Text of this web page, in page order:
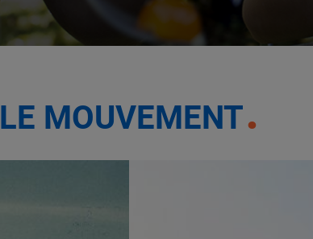
LE MOUVEMENT